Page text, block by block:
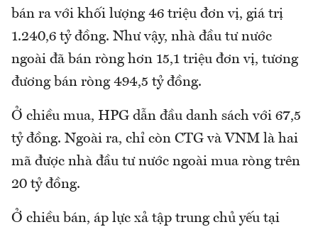
bán ra với khối lượng 46 triệu đơn vị, giá trị
1.240,6 tỷ đồng. Như vậy, nhà đầu tư nước
ngoài đã bán ròng hơn 15,1 triệu đơn vị, tương
đương bán ròng 494,5 tỷ đồng.
Ở chiều mua, HPG dẫn đầu danh sách với 67,5
tỷ đồng. Ngoài ra, chỉ còn CTG và VNM là hai
mã được nhà đầu tư nước ngoài mua ròng trên
20 tỷ đồng.
Ở chiều bán, áp lực xả tập trung chủ yếu tại